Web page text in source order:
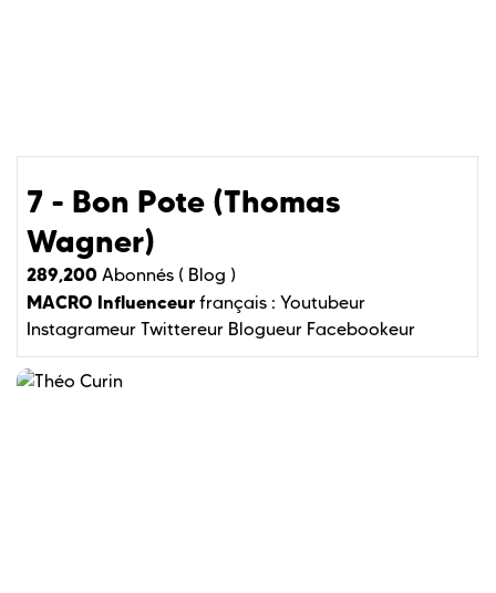
7 - Bon Pote (Thomas
Wagner)
289,200 Abonnés ( Blog )
MACRO Influenceur français : Youtubeur
Instagrameur Twittereur Blogueur Facebookeur